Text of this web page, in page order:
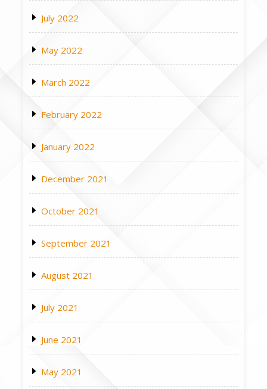
July 2022
May 2022
March 2022
February 2022
January 2022
December 2021
October 2021
September 2021
August 2021
July 2021
June 2021
May 2021